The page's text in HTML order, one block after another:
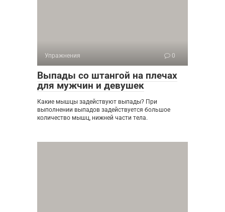
Упражнения 0
Выпады со штангой на плечах
для мужчин и девушек
Какие мышцы задействуют выпады? При
выполнении выпадов задействуется большое
количество мышц, нижней части тела.